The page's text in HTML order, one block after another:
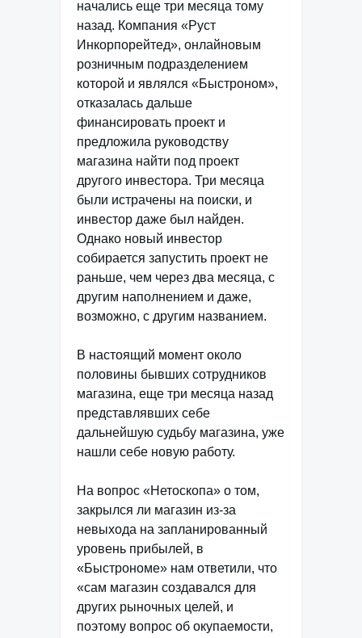
начались еще три месяца тому
назад. Компания «Руст
Инкорпорейтед», онлайновым
розничным подразделением
которой и являлся «Быстроном»,
отказалась дальше
финансировать проект и
предложила руководству
магазина найти под проект
другого инвестора. Три месяца
были истрачены на поиски, и
инвестор даже был найден.
Однако новый инвестор
собирается запустить проект не
раньше, чем через два месяца, с
другим наполнением и даже,
возможно, с другим названием.
В настоящий момент около
половины бывших сотрудников
магазина, еще три месяца назад
представлявших себе
дальнейшую судьбу магазина, уже
нашли себе новую работу.
На вопрос «Нетоскопа» о том,
закрылся ли магазин из-за
невыхода на запланированный
уровень прибылей, в
«Быстрономе» нам ответили, что
«сам магазин создавался для
других рыночных целей, и
поэтому вопрос об окупаемости,